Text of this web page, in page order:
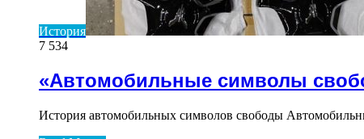
История
7 534
«Автомобильные символы
История автомобильных символов свободы